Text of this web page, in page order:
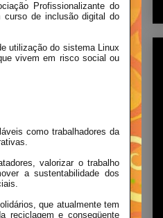
Profissionalizante do
curso de inclusão digital do
utilização do sistema Linux
vivem em risco social ou
como trabalhadores da
valorizar o trabalho
a sustentabilidade dos
que atualmente tem
reciclagem e conseqüente